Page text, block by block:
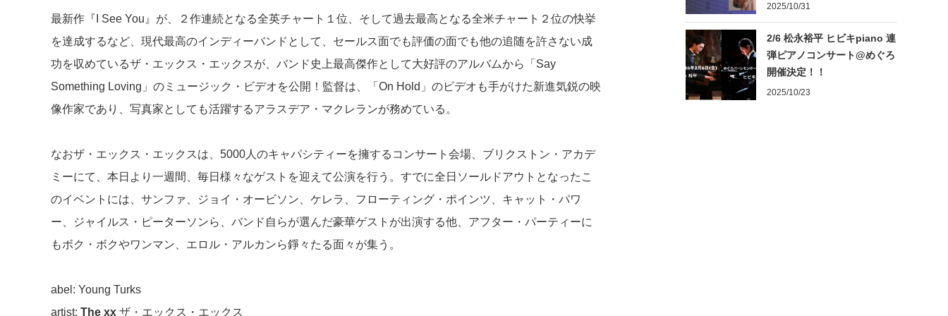
最新作『I See You』が、２作連続となる全英チャート１位、そして過去最高となる全米チャート２位の快挙
を達成するなど、現代最高のインディーバンドとして、セールス面でも評価の面でも他の追随を許さない成
功を収めているザ・エックス・エックスが、バンド史上最高傑作として大好評のアルバムから「Say
Something Loving」のミュージック・ビデオを公開！監督は、「On Hold」のビデオも手がけた新進気鋭の映
像作家であり、写真家としても活躍するアラスデア・マクレランが務めている。
なおザ・エックス・エックスは、5000人のキャパシティーを擁するコンサート会場、ブリクストン・アカデ
ミーにて、本日より一週間、毎日様々なゲストを迎えて公演を行う。すでに全日ソールドアウトとなったこ
のイベントには、サンファ、ジョイ・オービソン、ケレラ、フローティング・ポインツ、キャット・パワ
ー、ジャイルス・ピーターソンら、バンド自らが選んだ豪華ゲストが出演する他、アフター・パーティーに
もボク・ボクやワンマン、エロル・アルカンら錚々たる面々が集う。
abel: Young Turks
artist: The xx ザ・エックス・エックス
2025/10/31
2/6 松永裕平 ヒビキpiano 連
弾ピアノコンサート@めぐろ
開催決定！！
2025/10/23